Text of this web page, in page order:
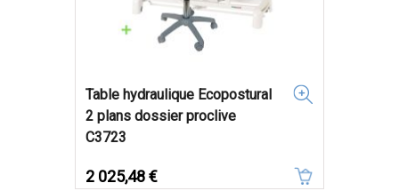
Table hydraulique Ecopostural
2 plans dossier proclive
C3723
Prix
2 025,48 €